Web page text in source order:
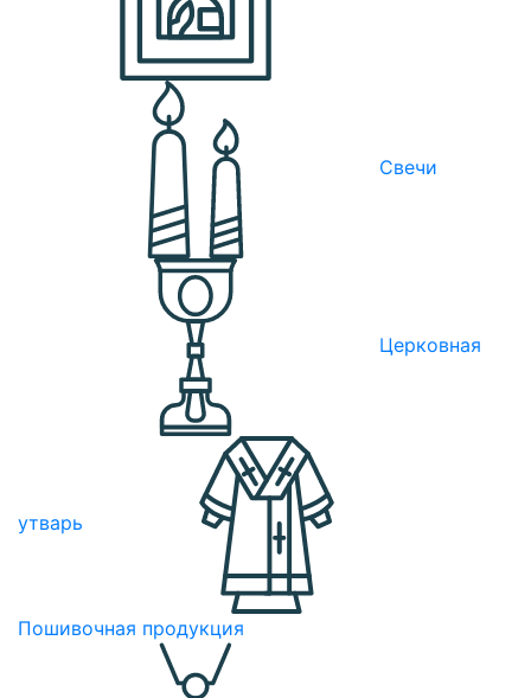
Свечи
Церковная
утварь
Пошивочная продукция